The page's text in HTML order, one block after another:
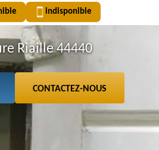
indisponible
Riaille 44440
CONTACTEZ-NOUS